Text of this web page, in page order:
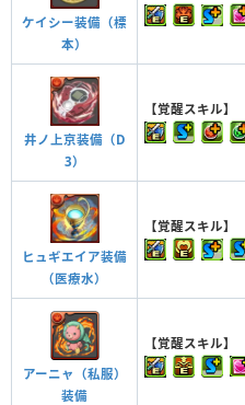
ケイシー装備（標
本）
井ノ上京装備（D
3）
【覚醒スキル】
ヒュギエイア装備
（医療水）
【覚醒スキル】
アーニャ（私服）
装備
【覚醒スキル】